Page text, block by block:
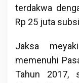
terdakwa
Rp 25 juta
Jaksa
memenuhi
Tahun 2017,